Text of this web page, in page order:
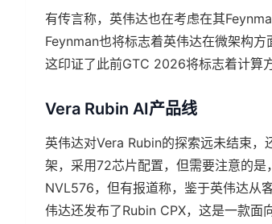
有传言称，英伟达也在考虑在其
Feynman也将标志着英伟达在微架构方
这印证了此前GTC 2026将标志着计算
Vera Rubin AI产品线
英伟达对Vera Rubin的探索远未结束
架，采用72芯片配置，但需要注意的
NVL576，但有报道称，鉴于英伟达从
伟达还发布了Rubin CPX，这是一款面